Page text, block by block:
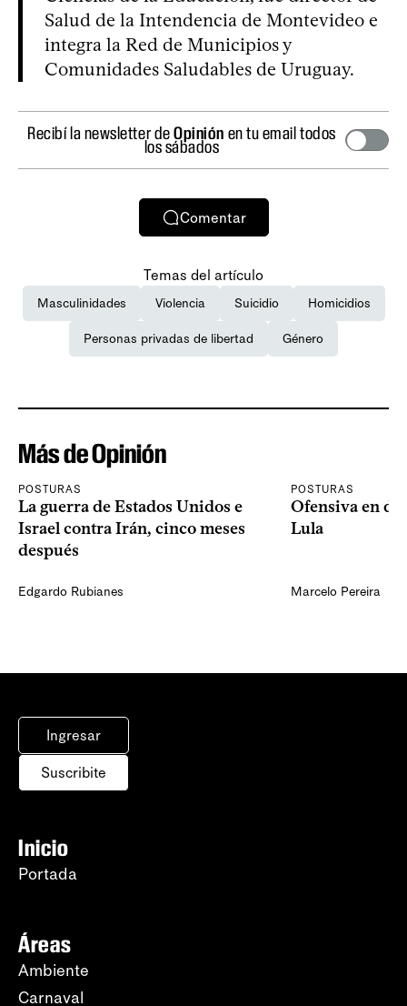
Salud de la Intendencia de Montevideo e
integra la Red de Municipios y
Comunidades Saludables de Uruguay.
Recibí la newsletter deOpinión en tu email todos
los sábados
Comentar
Temas del artículo
Masculinidades Violencia Suicidio Homicidios
Personas privadas de libertad Género
Más de Opinión
POSTURAS
La guerra de Estados Unidos e
Israel contra Irán, cinco meses
después
Edgardo Rubianes
POSTURAS
Ofensiva en
Lula
Marcelo Pereira
Ingresar
Suscribite
Inicio
Portada
Áreas
Ambiente
Carnaval